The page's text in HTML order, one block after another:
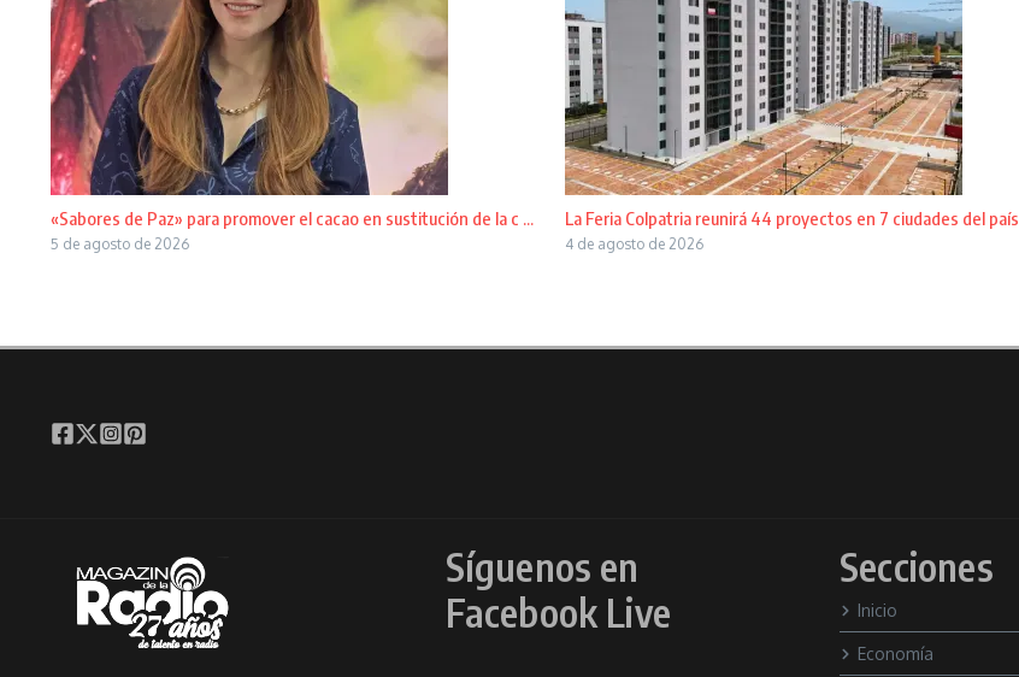
«Sabores de Paz» para promover el cacao en sustitución de la c ...
5 de agosto de 2026
La Feria Colpatria reunirá 44 proyectos en 7 ciudades del país
4 de agosto de 2026
Síguenos en
Facebook Live
Secciones
Inicio
Economía